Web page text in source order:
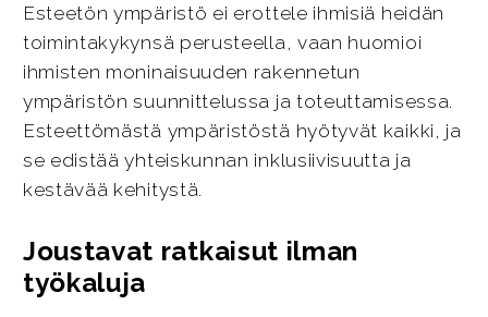
Esteetön ympäristö ei erottele ihmisiä heidän
toimintakykynsä perusteella, vaan huomioi
ihmisten moninaisuuden rakennetun
ympäristön suunnittelussa ja toteuttamisessa.
Esteettömästä ympäristöstä hyötyvät kaikki, ja
se edistää yhteiskunnan inklusiivisuutta ja
kestävää kehitystä.
Joustavat ratkaisut ilman
työkaluja